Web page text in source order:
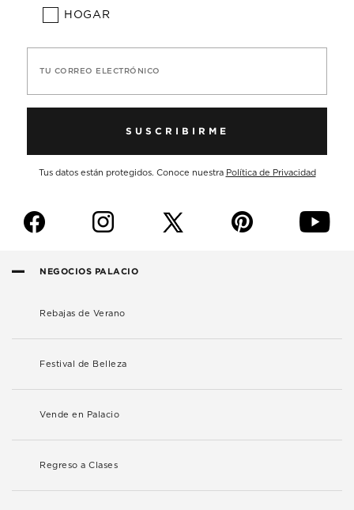
HOGAR
TU CORREO ELECTRÓNICO
SUSCRIBIRME
Tus datos están protegidos. Conoce nuestra Política de Privacidad
f i p y
NEGOCIOS PALACIO
Rebajas de Verano
Festival de Belleza
Vende en Palacio
Regreso a Clases